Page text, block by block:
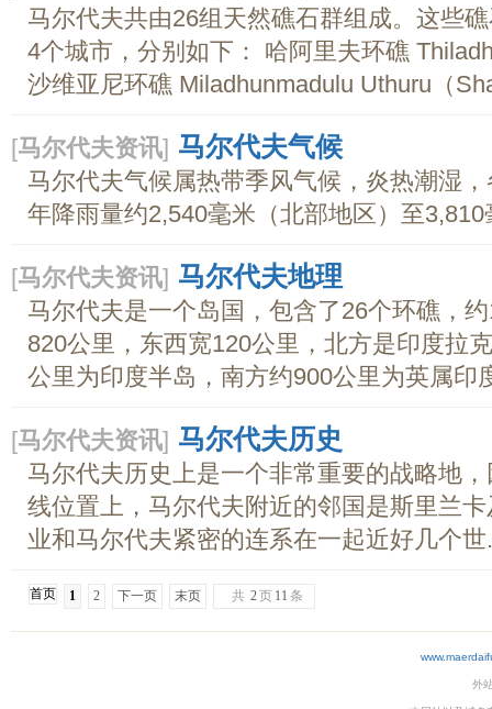
马尔代夫共由26组天然礁石群组成。这些
4个城市，分别如下： 哈阿里夫环礁
沙维亚尼环礁 Miladhunmadulu Uthuru（
[马尔代夫资讯] 马尔代夫气候
马尔代夫气候属热带季风气候，炎热潮湿
年降雨量约2,540毫米（北部地区）至
[马尔代夫资讯] 马尔代夫地理
马尔代夫是一个岛国，包含了26个环礁，
820公里，东西宽120公里，北方是印度拉
公里为印度半岛，南方约900公里为英属印
[马尔代夫资讯] 马尔代夫历史
马尔代夫历史上是一个非常重要的战略地
线位置上，马尔代夫附近的邻国是斯里兰
业和马尔代夫紧密的连系在一起近好几个世
首页 1 2 下一页 末页 共 2页 11 条
外